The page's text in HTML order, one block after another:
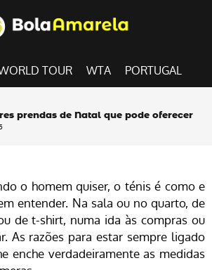
TOUR WTA PORTUGAL
prendas de Natal que pode oferecer
o homem quiser, o ténis é como e
entender. Na sala ou no quarto, de
de t-shirt, numa ida às compras ou
As razões para estar sempre ligado
enche verdadeiramente as medidas